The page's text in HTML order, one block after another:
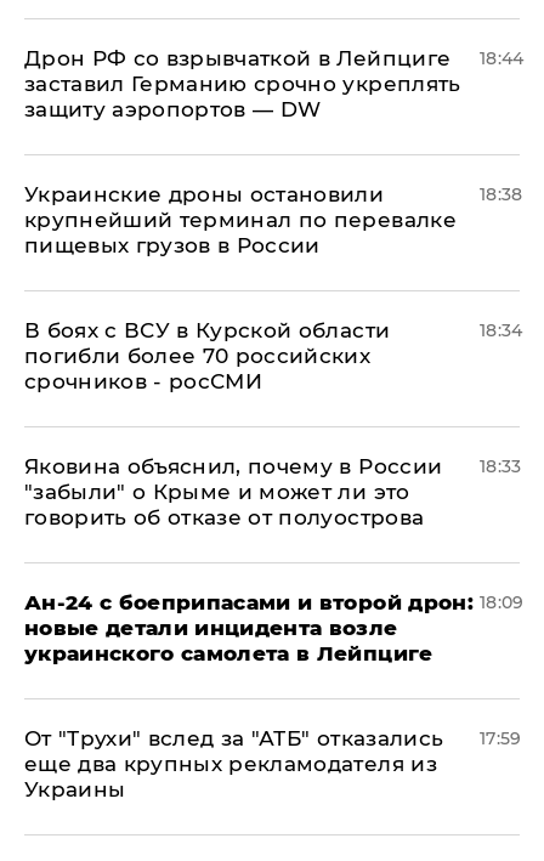
​Дрон РФ со взрывчаткой в Лейпциге
заставил Германию срочно укреплять
защиту аэропортов — DW
18:44
Украинские дроны остановили
крупнейший терминал по перевалке
пищевых грузов в России
18:38
В боях с ВСУ в Курской области
погибли более 70 российских
срочников - росСМИ
18:34
Яковина объяснил, почему в России
"забыли" о Крыме и может ли это
говорить об отказе от полуострова
18:33
Ан-24 с боеприпасами и второй дрон:
новые детали инцидента возле
украинского самолета в Лейпциге
18:09
От "Трухи" вслед за "АТБ" отказались
еще два крупных рекламодателя из
Украины
17:59